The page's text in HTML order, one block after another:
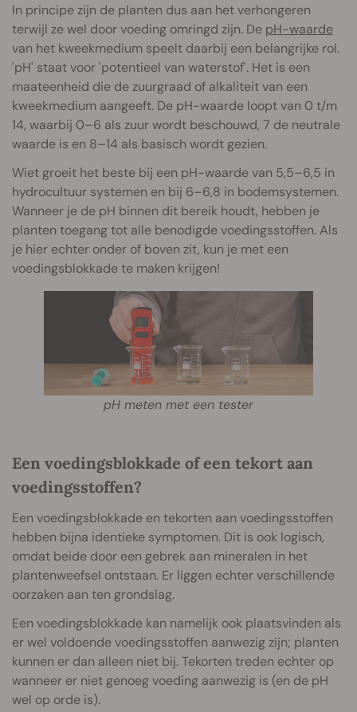
In principe zijn de planten dus aan het verhongeren
terwijl ze wel door voeding omringd zijn. De pH-waarde
van het kweekmedium speelt daarbij een belangrijke rol.
'pH' staat voor 'potentieel van waterstof'. Het is een
maateenheid die de zuurgraad of alkaliteit van een
kweekmedium aangeeft. De pH-waarde loopt van 0 t/m
14, waarbij 0–6 als zuur wordt beschouwd, 7 de neutrale
waarde is en 8–14 als basisch wordt gezien.
Wiet groeit het beste bij een pH-waarde van 5,5–6,5 in
hydrocultuur systemen en bij 6–6,8 in bodemsystemen.
Wanneer je de pH binnen dit bereik houdt, hebben je
planten toegang tot alle benodigde voedingsstoffen. Als
je hier echter onder of boven zit, kun je met een
voedingsblokkade te maken krijgen!
pH meten met een tester
Een voedingsblokkade of een tekort aan
voedingsstoffen?
Een voedingsblokkade en tekorten aan voedingsstoffen
hebben bijna identieke symptomen. Dit is ook logisch,
omdat beide door een gebrek aan mineralen in het
plantenweefsel ontstaan. Er liggen echter verschillende
oorzaken aan ten grondslag.
Een voedingsblokkade kan namelijk ook plaatsvinden als
er wel voldoende voedingsstoffen aanwezig zijn; planten
kunnen er dan alleen niet bij. Tekorten treden echter op
wanneer er niet genoeg voeding aanwezig is (en de pH
wel op orde is).